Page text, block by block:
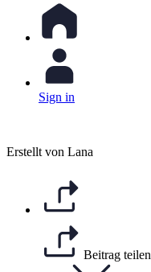
Sign in
Erstellt von Lana
Beitrag teilen